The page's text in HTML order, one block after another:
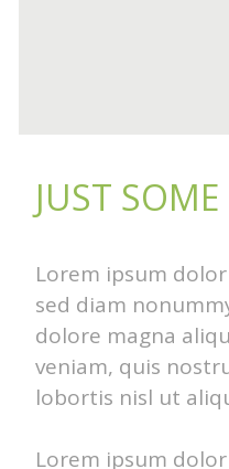
JUST
Lorem ipsum
sed diam
dolore magna
veniam, quis
lobortis nisl ut
Lorem ipsum